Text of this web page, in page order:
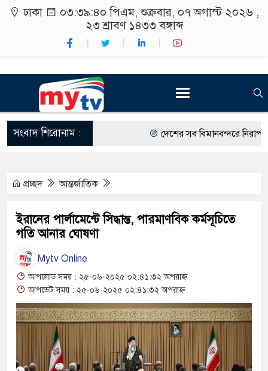
ঢাকা ০৩:৩৯:৪১ পিএম, শুক্রবার, ০৭ অগাস্ট ২০২৬ ,
২৩ শ্রাবণ ১৪৩৩ বঙ্গাব্দ
সংবাদ শিরোনাম : দেশের সব বিমানবন্দরে নিরাপত্তা
কর্মসূচীর শুভসূচনা।
থাকায় বিক্রিতে নিষেধাজ্ঞা
অত্যাচারের ছবি যেন আর তুলতে
আলাল
‘গুলশানের চামেলি’তে ভিন্ন রূপে
প্রচ্ছদ আন্তর্জাতিক
ইরানের পার্লামেন্টে সিদ্ধান্ত, পারমাণবিক কর্মসূচিতে
গতি আনার ঘোষণা
Mytv Online
আপলোড সময় : ২৫-০৬-২০২৫ ০২:৪১:৩২ অপরাহ্ন
আপডেট সময় : ২৫-০৬-২০২৫ ০২:৪১:৩২ অপরাহ্ন